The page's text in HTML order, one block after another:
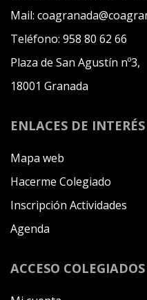
Mail:
Teléfono: 958 80 62 66
Plaza de San Agustín nº3,
18001 Granada
ENLACES DE INTERÉS
Mapa web
Hacerme Colegiado
Inscripción Actividades
Agenda
ACCESO COLEGIADOS